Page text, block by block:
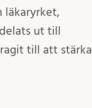
läkaryrket,
ut till
till att stärka